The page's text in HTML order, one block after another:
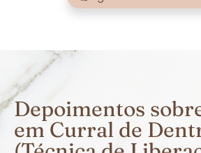
Depoimentos
em Curral de